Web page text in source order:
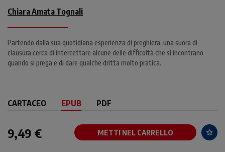
Chiara Amata Tognali
Partendo dalla sua quotidiana esperienza di preghiera, una suora di
clausura cerca di intercettare alcune delle difficoltà che si incontrano
quando si prega e di dare qualche dritta molto pratica.
CARTACEO EPUB PDF
9,49 € METTI NEL CARRELLO